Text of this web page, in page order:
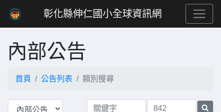
彰化縣伸仁國小全球資訊網
內部公告
首頁 公告列表 類別搜尋